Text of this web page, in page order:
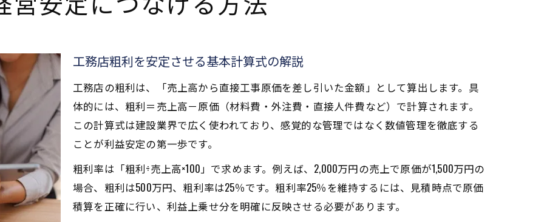
工務店粗利率25％維持のための原価管理術
工務店粗利を左右する材料費・外注費の管理法
粗利25パーセント計算で目標達成をサポート
工務店粗利アップに役立つコスト削減策を解説
売上を伸ばす工務店粗利の計算手法を解説
工務店粗利を増やす売上計算のポイント解説
工務店の利益上乗せに有効な粗利計算方法
粗利を乗せる計算で利益を最大化する工夫
工務店粗利率向上に役立つ見積もりの工夫
工務店粗利を安定させる基本計算式の解説
工務店の粗利は、「売上高から直接工事原価を差し引いた金額」として算出します。具
体的には、粗利＝売上高－原価（材料費・外注費・直接人件費など）で計算されます。
この計算式は建設業界で広く使われており、感覚的な管理ではなく数値管理を徹底する
ことが利益安定の第一歩です。
粗利率は「粗利÷売上高×100」で求めます。例えば、2,000万円の売上で原価が1,500万円の
場合、粗利は500万円、粗利率は25％です。粗利率25％を維持するには、見積時点で原価
積算を正確に行い、利益上乗せ分を明確に反映させる必要があります。